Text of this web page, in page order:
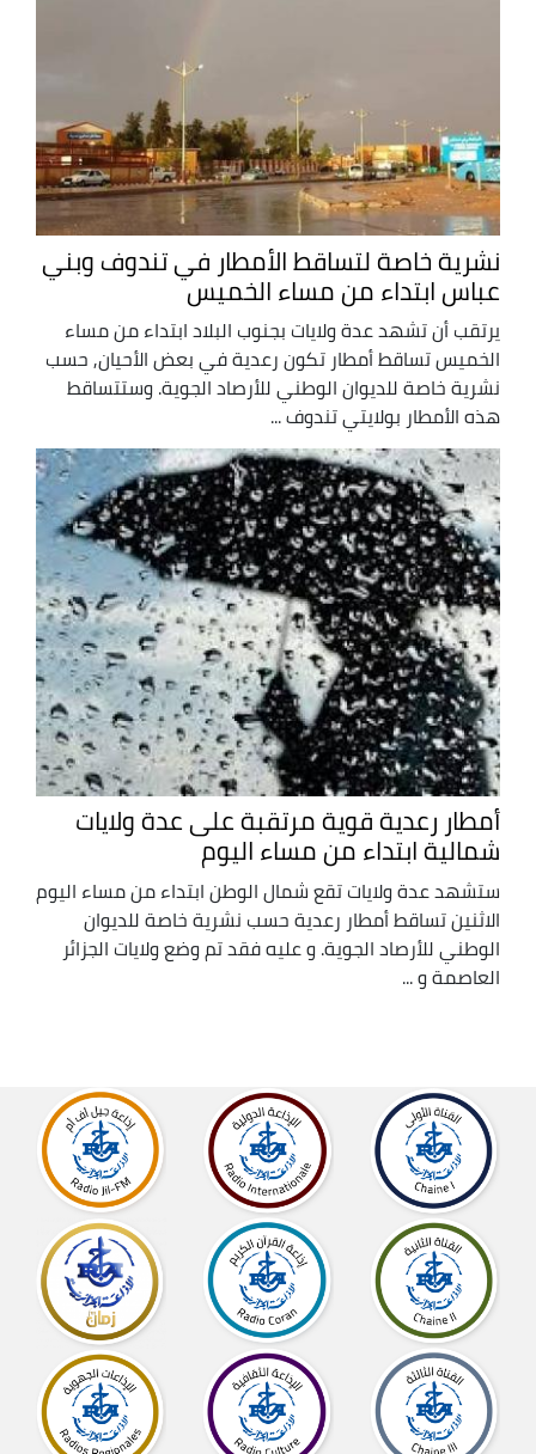
نشرية خاصة لتساقط الأمطار في تندوف وبني
عباس ابتداء من مساء الخميس
يرتقب أن تشهد عدة ولايات بجنوب البلاد ابتداء من مساء
الخميس تساقط أمطار تكون رعدية في بعض الأحيان, حسب
نشرية خاصة للديوان الوطني للأرصاد الجوية. وستتساقط
هذه الأمطار بولايتي تندوف ...
أمطار رعدية قوية مرتقبة على عدة ولايات
شمالية ابتداء من مساء اليوم
ستشهد عدة ولايات تقع شمال الوطن ابتداء من مساء اليوم
الاثنين تساقط أمطار رعدية حسب نشرية خاصة للديوان
الوطني للأرصاد الجوية. و عليه فقد تم وضع ولايات الجزائر
العاصمة و ...